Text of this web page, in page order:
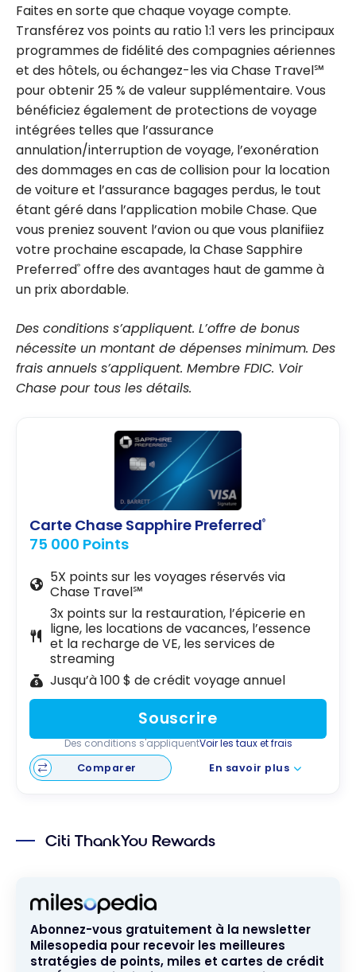
Faites en sorte que chaque voyage compte.
Transférez vos points au ratio 1:1 vers les principaux
programmes de fidélité des compagnies aériennes
et des hôtels, ou échangez-les via Chase Travel℠
pour obtenir 25 % de valeur supplémentaire. Vous
bénéficiez également de protections de voyage
intégrées telles que l’assurance
annulation/interruption de voyage, l’exonération
des dommages en cas de collision pour la location
de voiture et l’assurance bagages perdus, le tout
étant géré dans l’application mobile Chase. Que
vous preniez souvent l’avion ou que vous planifiiez
votre prochaine escapade, la Chase Sapphire
Preferred® offre des avantages haut de gamme à
un prix abordable.
Des conditions s’appliquent. L’offre de bonus
nécessite un montant de dépenses minimum. Des
frais annuels s’appliquent. Membre FDIC. Voir
Chase pour tous les détails.
Carte Chase Sapphire Preferred®
75 000 Points
5X points sur les voyages réservés via
Chase Travel℠
3x points sur la restauration, l’épicerie en
ligne, les locations de vacances, l’essence
et la recharge de VE, les services de
streaming
Jusqu’à 100 $ de crédit voyage annuel
Souscrire
Des conditions s'appliquentVoir les taux et frais
Comparer
En savoir plus
Citi ThankYou Rewards
Abonnez-vous gratuitement à la newsletter
Milesopedia pour recevoir les meilleures
stratégies de points, miles et cartes de crédit